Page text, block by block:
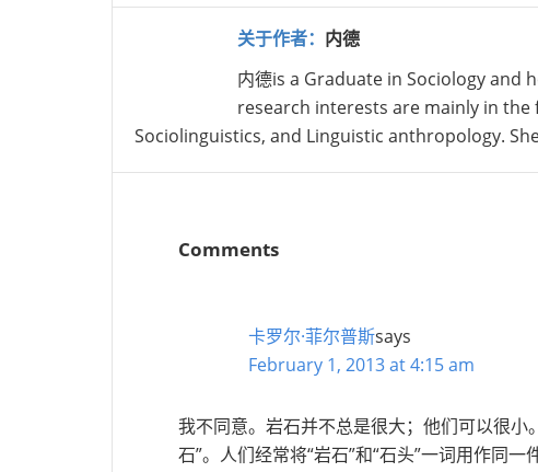
关于作者： 内德
内德is a Graduate in Sociology and
research interests are mainly in the
Sociolinguistics, and Linguistic anthropology.
Comments
卡罗尔·菲尔普斯says
February 1, 2013 at 4:15 am
我不同意。岩石并不总是很大；他们可以很
石”。人们经常将“岩石”和“石头”一词用作同